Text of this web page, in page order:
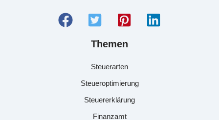
Themen
Steuerarten
Steueroptimierung
Steuererklärung
Finanzamt